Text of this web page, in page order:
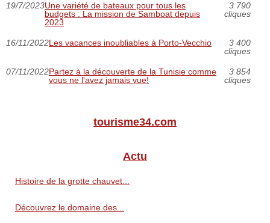
19/7/2023Une variété de bateaux pour tous les
budgets : La mission de Samboat depuis
2023
3 790
cliques
16/11/2022Les vacances inoubliables à Porto-Vecchio
3 400
cliques
07/11/2022Partez à la découverte de la Tunisie comme
vous ne l'avez jamais vue!
3 854
cliques
tourisme34.com
Actu
Histoire de la grotte chauvet...
Découvrez le domaine des...